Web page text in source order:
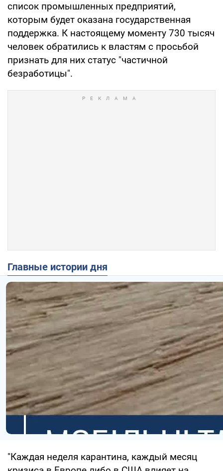
список промышленных предприятий,
которым будет оказана государственная
поддержка. К настоящему моменту 730 тысяч
человек обратились к властям с просьбой
признать для них статус "частичной
безработицы".
Главные истории дня
"Каждая неделя карантина, каждый месяц